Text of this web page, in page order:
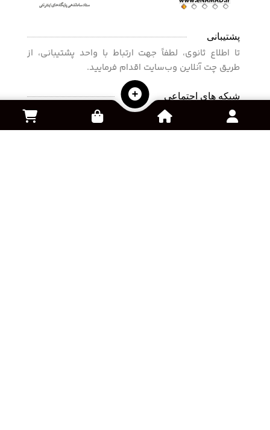
پشتیبانی
تا اطلاع ثانوی، لطفاً جهت ارتباط با واحد پشتیبانی، از
طریق چت آنلاین وب‌سایت اقدام فرمایید.
شبکه های اجتماعی